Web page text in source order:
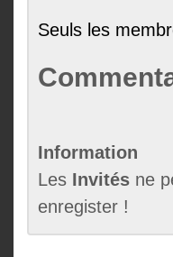
Seuls les
Information
Les Invités ne
enregister !